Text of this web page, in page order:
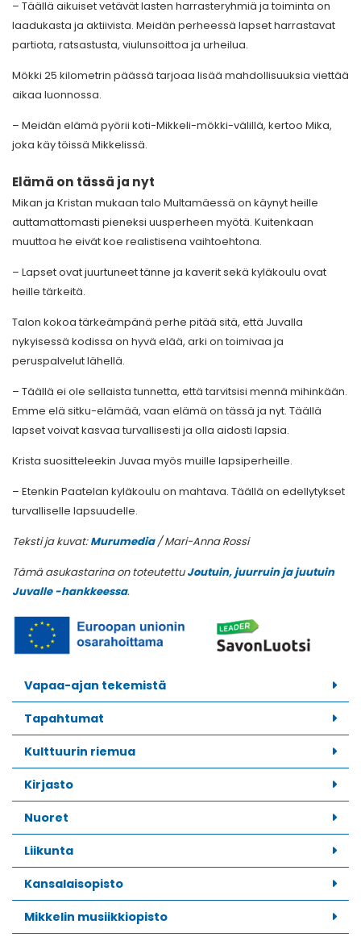
Vapaa-ajan tekemistä
Tapahtumat
Kulttuurin riemua
Kirjasto
Nuoret
Liikunta
Kansalaisopisto
Mikkelin musiikkiopisto
– Täällä aikuiset vetävät lasten harrasteryhmiä ja toiminta on
laadukasta ja aktiivista. Meidän perheessä lapset harrastavat
partiota, ratsastusta, viulunsoittoa ja urheilua.
Mökki 25 kilometrin päässä tarjoaa lisää mahdollisuuksia viettää
aikaa luonnossa.
– Meidän elämä pyörii koti-Mikkeli-mökki-välillä, kertoo Mika,
joka käy töissä Mikkelissä.
Elämä on tässä ja nyt
Mikan ja Kristan mukaan talo Multamäessä on käynyt heille
auttamattomasti pieneksi uusperheen myötä. Kuitenkaan
muuttoa he eivät koe realistisena vaihtoehtona.
– Lapset ovat juurtuneet tänne ja kaverit sekä kyläkoulu ovat
heille tärkeitä.
Talon kokoa tärkeämpänä perhe pitää sitä, että Juvalla
nykyisessä kodissa on hyvä elää, arki on toimivaa ja
peruspalvelut lähellä.
– Täällä ei ole sellaista tunnetta, että tarvitsisi mennä mihinkään.
Emme elä sitku-elämää, vaan elämä on tässä ja nyt. Täällä
lapset voivat kasvaa turvallisesti ja olla aidosti lapsia.
Krista suositteleekin Juvaa myös muille lapsiperheille.
– Etenkin Paatelan kyläkoulu on mahtava. Täällä on edellytykset
turvalliselle lapsuudelle.
Teksti ja kuvat:Murumedia/ Mari-Anna Rossi
Tämä asukastarina on toteutettuJoutuin, juurruin ja juutuin
Juvalle -hankkeessa.